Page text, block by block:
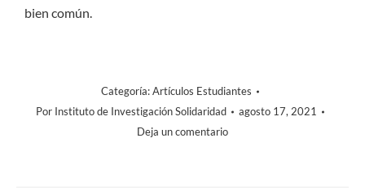
bien común.
Categoría:Artículos Estudiantes
Por Instituto de Investigación Solidaridad
agosto 17, 2021
Deja un comentario